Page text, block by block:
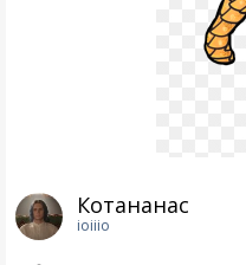
Котананас
ioiiio